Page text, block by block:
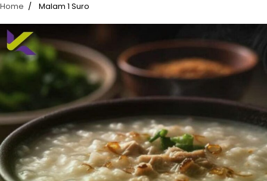
Home Malam 1 Suro